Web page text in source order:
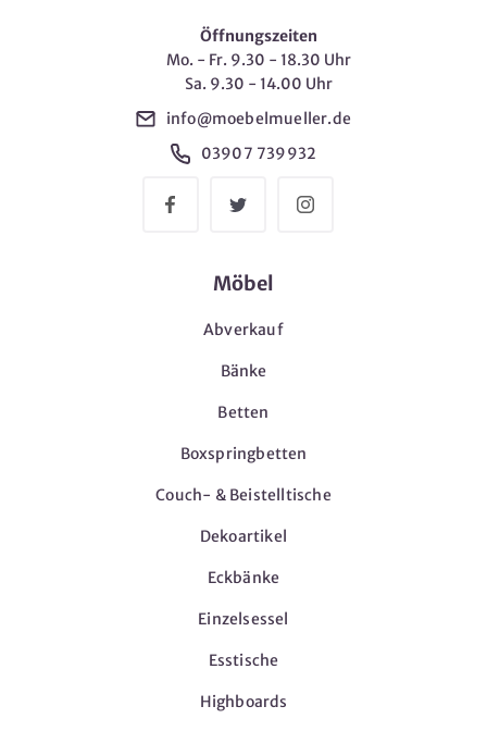
Öffnungszeiten
Mo. - Fr. 9.30 - 18.30 Uhr
Sa. 9.30 - 14.00 Uhr
info@moebelmueller.de
03907 739932
Möbel
Abverkauf
Bänke
Betten
Boxspringbetten
Couch- & Beistelltische
Dekoartikel
Eckbänke
Einzelsessel
Esstische
Highboards